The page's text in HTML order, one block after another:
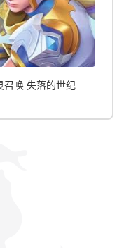
召唤 失落的世纪